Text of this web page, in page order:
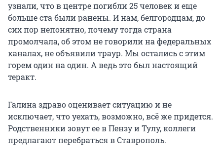
узнали, что в центре погибли 25 человек и еще
больше ста были ранены. И нам, белгородцам, до
сих пор непонятно, почему тогда страна
промолчала, об этом не говорили на федеральных
каналах, не объявили траур. Мы остались с этим
горем один на один. А ведь это был настоящий
теракт.
Галина здраво оценивает ситуацию и не
исключает, что уехать, возможно, всё же придется.
Родственники зовут ее в Пензу и Тулу, коллеги
предлагают перебраться в Ставрополь.